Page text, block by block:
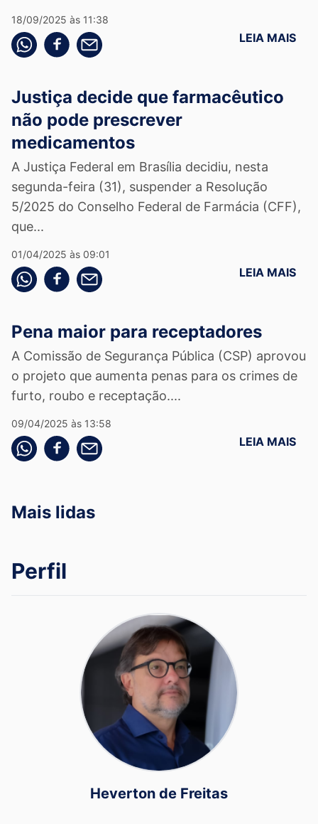
18/09/2025 às 11:38
Compartilhe pelo whatsapp
Compartilhar no facebook
Compartilhe pelo email LEIA MAIS
Justiça decide que farmacêutico
não pode prescrever
medicamentos
A Justiça Federal em Brasília decidiu, nesta
segunda-feira (31), suspender a Resolução
5/2025 do Conselho Federal de Farmácia (CFF),
que...
01/04/2025 às 09:01
Compartilhe pelo whatsapp
Compartilhar no facebook
Compartilhe pelo email LEIA MAIS
Pena maior para receptadores
A Comissão de Segurança Pública (CSP) aprovou
o projeto que aumenta penas para os crimes de
furto, roubo e receptação....
09/04/2025 às 13:58
Compartilhe pelo whatsapp
Compartilhar no facebook
Compartilhe pelo email LEIA MAIS
Mais lidas
Perfil
Heverton de Freitas